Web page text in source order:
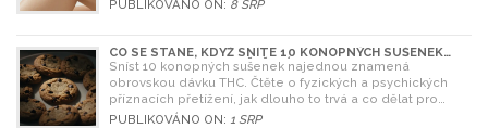
PUBLIKOVÁNO ON: 8 SRP
CO SE STANE, KDYŽ SNÍTE 10 KONOPNÝCH SUŠENEK
NAJEDNOU? RIZIKA A ŘEŠENÍ
Sníst 10 konopných sušenek najednou znamená
obrovskou dávku THC. Čtěte o fyzických a psychických
příznacích přetížení, jak dlouho to trvá a co dělat pro
úlevu.
PUBLIKOVÁNO ON: 1 SRP